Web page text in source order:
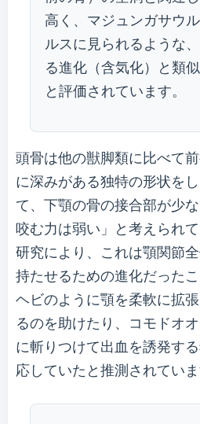
高く、マジュンガサウ
ルスに見られるような
る進化（含気化）と類
と評価されています。
頭骨は他の獣脚類に比べて
に深みがある独特の形状を
て、下顎の骨の接合部が少
咬む力は弱い」と考えられ
研究により、これは顎関節
持たせるための進化だったこ
ヘビのように顎を柔軟に拡
るのを助けたり、コモドオ
に斬りつけて出血を誘発す
応していたと推測されていま